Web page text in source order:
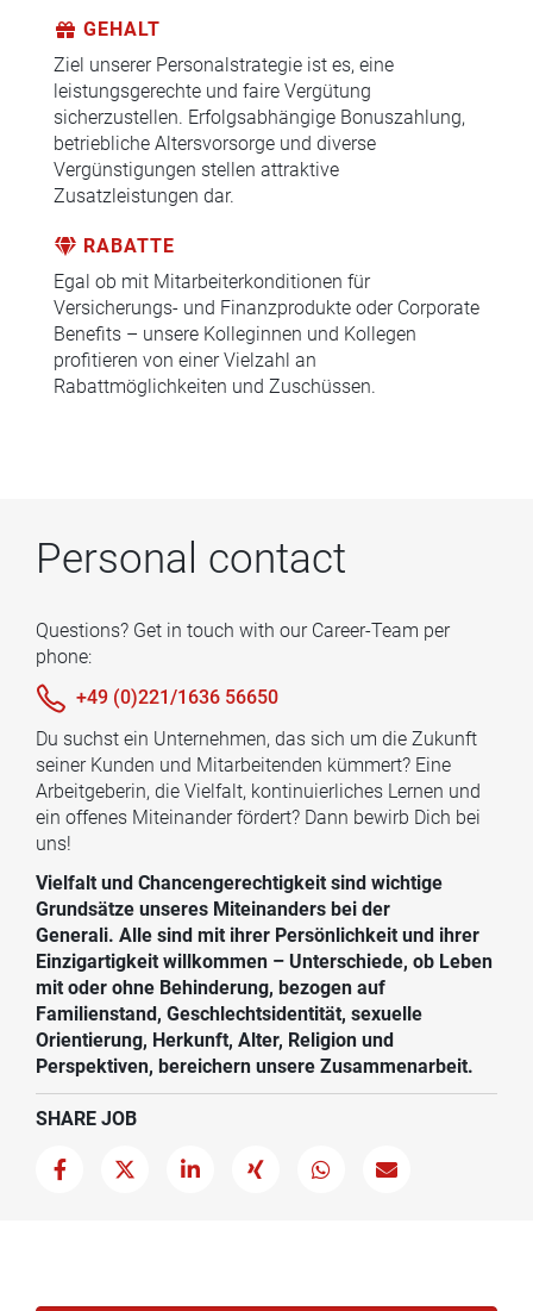
GEHALT
Ziel unserer Personalstrategie ist es, eine
leistungsgerechte und faire Vergütung
sicherzustellen. Erfolgsabhängige Bonuszahlung,
betriebliche Altersvorsorge und diverse
Vergünstigungen stellen attraktive
Zusatzleistungen dar.
RABATTE
Egal ob mit Mitarbeiterkonditionen für
Versicherungs- und Finanzprodukte oder Corporate
Benefits – unsere Kolleginnen und Kollegen
profitieren von einer Vielzahl an
Rabattmöglichkeiten und Zuschüssen.
Personal contact
Questions? Get in touch with our Career-Team per
phone:
+49 (0)221/1636 56650
Du suchst ein Unternehmen, das sich um die Zukunft
seiner Kunden und Mitarbeitenden kümmert? Eine
Arbeitgeberin, die Vielfalt, kontinuierliches Lernen und
ein offenes Miteinander fördert? Dann bewirb Dich bei
uns!
Vielfalt und Chancengerechtigkeit sind wichtige
Grundsätze unseres Miteinanders bei der
Generali. Alle sind mit ihrer Persönlichkeit und ihrer
Einzigartigkeit willkommen – Unterschiede, ob Leben
mit oder ohne Behinderung, bezogen auf
Familienstand, Geschlechtsidentität, sexuelle
Orientierung, Herkunft, Alter, Religion und
Perspektiven, bereichern unsere Zusammenarbeit.
SHARE JOB